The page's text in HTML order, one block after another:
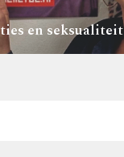
en seksualiteit